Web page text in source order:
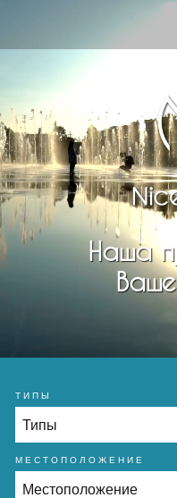
Наша
ТИПЫ
Типы
МЕСТОПОЛОЖЕНИЕ
Местоположение